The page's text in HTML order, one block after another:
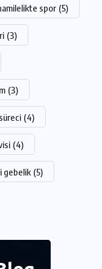
spor (5)
(3)
(3)
(4)
(4)
gebelik (5)